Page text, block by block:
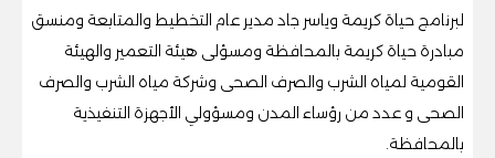
لبرنامج حياة كريمة وياسر جاد مدير عام التخطيط والمتابعة ومنسق
مبادرة حياة كريمة بالمحافظة ومسؤلى هيئة التعمير والهيئة
القومية لمياه الشرب والصرف الصحى وشركة مياه الشرب والصرف
الصحى و عدد من رؤساء المدن ومسؤولي الأجهزة التنفيذية
بالمحافظة.